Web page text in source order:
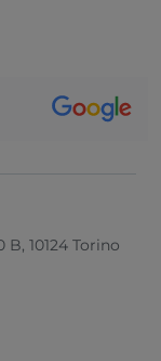
B, 10124 Torino